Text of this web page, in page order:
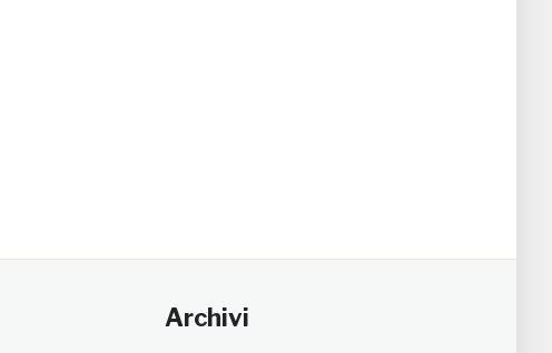
Archivi